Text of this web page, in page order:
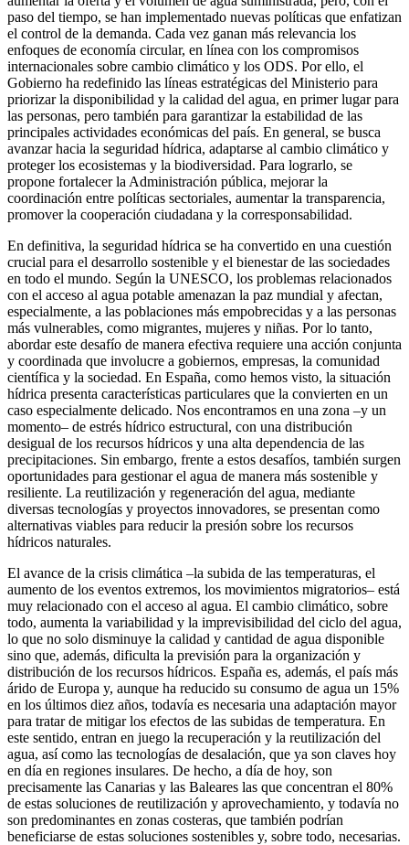
paso del tiempo, se han implementado nuevas políticas que enfatizan
el control de la demanda. Cada vez ganan más relevancia los
enfoques de economía circular, en línea con los compromisos
internacionales sobre cambio climático y los ODS. Por ello, el
Gobierno ha redefinido las líneas estratégicas del Ministerio para
priorizar la disponibilidad y la calidad del agua, en primer lugar para
las personas, pero también para garantizar la estabilidad de las
principales actividades económicas del país. En general, se busca
avanzar hacia la seguridad hídrica, adaptarse al cambio climático y
proteger los ecosistemas y la biodiversidad. Para lograrlo, se
propone fortalecer la Administración pública, mejorar la
coordinación entre políticas sectoriales, aumentar la transparencia,
promover la cooperación ciudadana y la corresponsabilidad.
En definitiva, la seguridad hídrica se ha convertido en una cuestión
crucial para el desarrollo sostenible y el bienestar de las sociedades
en todo el mundo. Según la UNESCO, los problemas relacionados
con el acceso al agua potable amenazan la paz mundial y afectan,
especialmente, a las poblaciones más empobrecidas y a las personas
más vulnerables, como migrantes, mujeres y niñas. Por lo tanto,
abordar este desafío de manera efectiva requiere una acción conjunta
y coordinada que involucre a gobiernos, empresas, la comunidad
científica y la sociedad. En España, como hemos visto, la situación
hídrica presenta características particulares que la convierten en un
caso especialmente delicado. Nos encontramos en una zona –y un
momento– de estrés hídrico estructural, con una distribución
desigual de los recursos hídricos y una alta dependencia de las
precipitaciones. Sin embargo, frente a estos desafíos, también surgen
oportunidades para gestionar el agua de manera más sostenible y
resiliente. La reutilización y regeneración del agua, mediante
diversas tecnologías y proyectos innovadores, se presentan como
alternativas viables para reducir la presión sobre los recursos
hídricos naturales.
El avance de la crisis climática –la subida de las temperaturas, el
aumento de los eventos extremos, los movimientos migratorios– está
muy relacionado con el acceso al agua. El cambio climático, sobre
todo, aumenta la variabilidad y la imprevisibilidad del ciclo del agua,
lo que no solo disminuye la calidad y cantidad de agua disponible
sino que, además, dificulta la previsión para la organización y
distribución de los recursos hídricos. España es, además, el país más
árido de Europa y, aunque ha reducido su consumo de agua un 15%
en los últimos diez años, todavía es necesaria una adaptación mayor
para tratar de mitigar los efectos de las subidas de temperatura. En
este sentido, entran en juego la recuperación y la reutilización del
agua, así como las tecnologías de desalación, que ya son claves hoy
en día en regiones insulares. De hecho, a día de hoy, son
precisamente las Canarias y las Baleares las que concentran el 80%
de estas soluciones de reutilización y aprovechamiento, y todavía no
son predominantes en zonas costeras, que también podrían
beneficiarse de estas soluciones sostenibles y, sobre todo, necesarias.